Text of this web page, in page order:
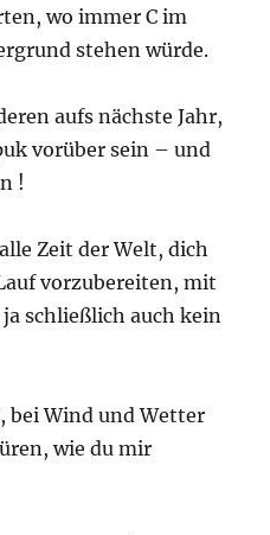
wo immer C im
stehen würde.
aufs nächste Jahr,
vorüber sein – und
!
Zeit der Welt, dich
vorzubereiten, mit
schließlich auch kein
bei Wind und Wetter
wie du mir